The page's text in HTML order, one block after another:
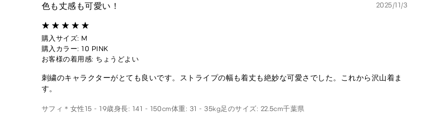
色も丈感も可愛い！ 2025/11/3
購入サイズ: M
購入カラー: 10 PINK
お客様の着用感: ちょうどよい
刺繍のキャラクターがとても良いです。ストライプの幅も着丈も絶妙な可愛さでした。これから沢山着ま
す。
サフィ＊ 女性15 - 19歳身長: 141 - 150cm体重: 31 - 35kg足のサイズ: 22.5cm千葉県